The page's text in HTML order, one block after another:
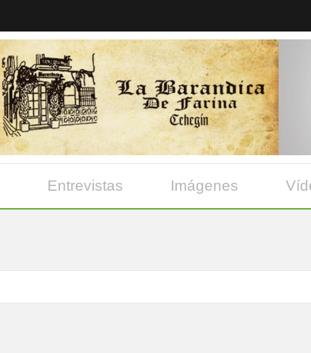
Entrevistas Imágenes